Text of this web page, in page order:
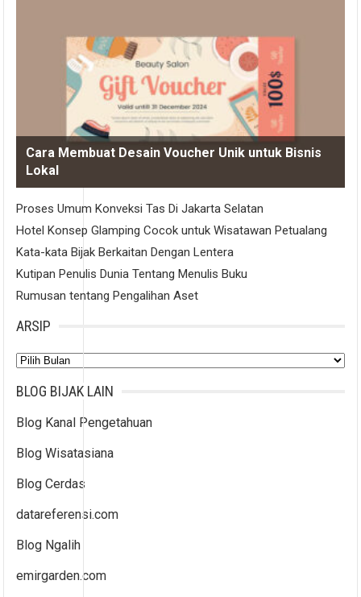
Cara Membuat Desain Voucher Unik untuk Bisnis
Lokal
Proses Umum Konveksi Tas Di Jakarta Selatan
Hotel Konsep Glamping Cocok untuk Wisatawan Petualang
Kata-kata Bijak Berkaitan Dengan Lentera
Kutipan Penulis Dunia Tentang Menulis Buku
Rumusan tentang Pengalihan Aset
ARSIP
Arsip
BLOG BIJAK LAIN
Blog Kanal Pengetahuan
Blog Wisatasiana
Blog Cerdas
datareferensi.com
Blog Ngalih
emirgarden.com